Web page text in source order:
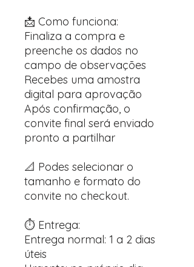
📩 Como funciona:
Finaliza a compra e
preenche os dados no
campo de observações
Recebes uma amostra
digital para aprovação
Após confirmação, o
convite final será enviado
pronto a partilhar
📐 Podes selecionar o
tamanho e formato do
convite no checkout.
⏱️ Entrega:
Entrega normal: 1 a 2 dias
úteis